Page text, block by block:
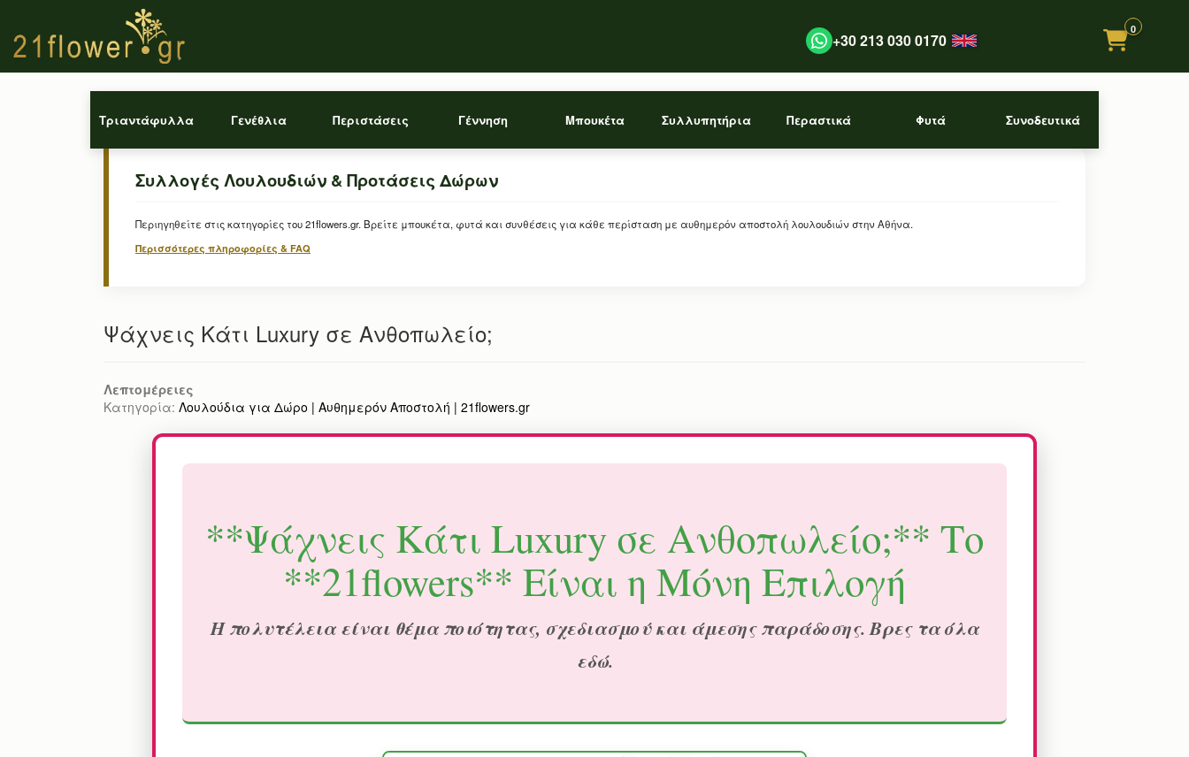
+30 213 030 0170
0
Τριαντάφυλλα Γενέθλια Περιστάσεις Γέννηση Μπουκέτα Συλλυπητήρια Περαστικά Φυτά Συνοδευτικά
Συλλογές Λουλουδιών & Προτάσεις Δώρων
Περιηγηθείτε στις κατηγορίες του 21flowers.gr. Βρείτε μπουκέτα, φυτά και συνθέσεις για κάθε περίσταση με αυθημερόν αποστολή λουλουδιών στην Αθήνα.
Περισσότερες πληροφορίες & FAQ
Ψάχνεις Κάτι Luxury σε Ανθοπωλείο;
Λεπτομέρειες
Κατηγορία: Λουλούδια για Δώρο | Αυθημερόν Αποστολή | 21flowers.gr
**Ψάχνεις Κάτι Luxury σε Ανθοπωλείο;** Το
**21flowers** Είναι η Μόνη Επιλογή
Η πολυτέλεια είναι θέμα ποιότητας, σχεδιασμού και άμεσης παράδοσης. Βρες τα όλα
εδώ.